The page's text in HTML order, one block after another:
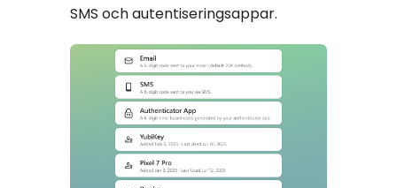
SMS och autentiseringsappar.